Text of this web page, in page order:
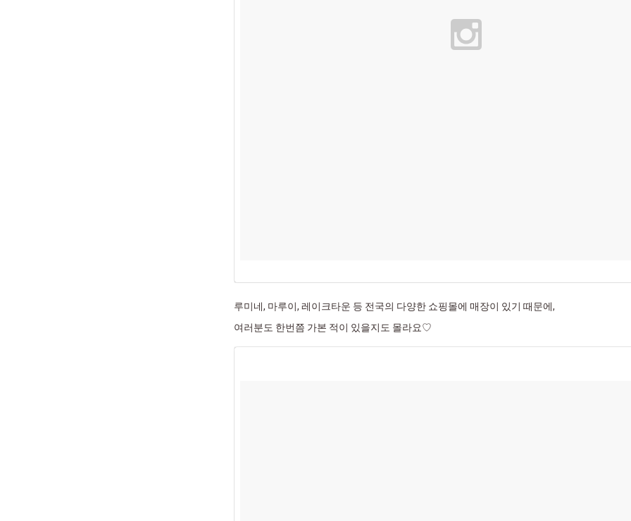
루미네, 마루이, 레이크타운 등 전국의 다양한 쇼핑몰에 매장이 있기 때문에,
여러분도 한번쯤 가본 적이 있을지도 몰라요♡